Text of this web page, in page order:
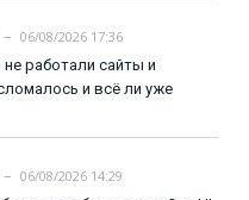
06/08/2026 17:36
работали сайты и
и всё ли уже
06/08/2026 14:29